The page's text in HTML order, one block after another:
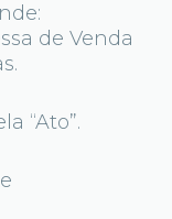
de Venda
“Ato”.